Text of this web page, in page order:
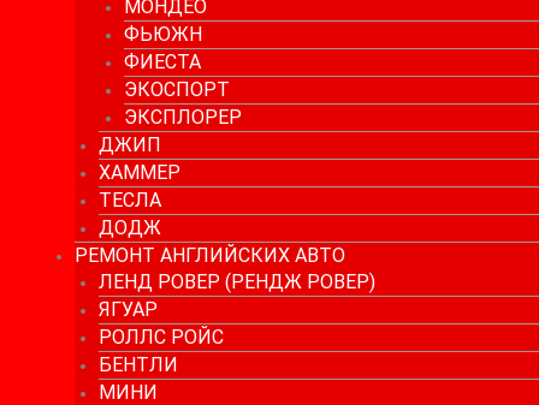
МОНДЕО
ФЬЮЖН
ФИЕСТА
ЭКОСПОРТ
ЭКСПЛОРЕР
ДЖИП
ХАММЕР
ТЕСЛА
ДОДЖ
РЕМОНТ АНГЛИЙСКИХ АВТО
ЛЕНД РОВЕР (РЕНДЖ РОВЕР)
ЯГУАР
РОЛЛС РОЙС
БЕНТЛИ
МИНИ